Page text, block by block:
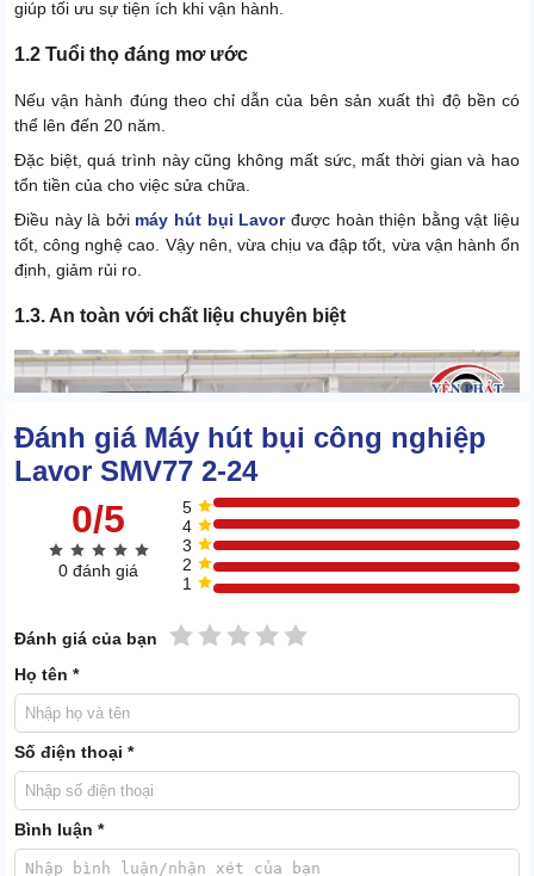
giúp tối ưu sự tiện ích khi vận hành.
1.2 Tuổi thọ đáng mơ ước
Nếu vận hành đúng theo chỉ dẫn của bên sản xuất thì độ bền có
thể lên đến 20 năm.
Đặc biệt, quá trình này cũng không mất sức, mất thời gian và hao
tổn tiền của cho việc sửa chữa.
Điều này là bởi máy hút bụi Lavorđược hoàn thiện bằng vật liệu
tốt, công nghệ cao. Vậy nên, vừa chịu va đập tốt, vừa vận hành ổn
định, giảm rủi ro.
1.3. An toàn với chất liệu chuyên biệt
Phần thân máy làm hoàn toàn từ nhựa ABS - chất liệu này
có thể chịu nhiệt, bền bỉ theo thời gian.
Ống hút và thùng chứa đều là inox cao cấp, kháng lại hoá
Đánh giá Máy hút bụi công nghiệp
Lavor SMV77 2-24
0/5
0 đánh giá
5
4
3
2
1
Đánh giá của bạn 5 sao
4 sao
3 sao
2 sao
1 sao
Họ tên *
Số điện thoại *
Bình luận *